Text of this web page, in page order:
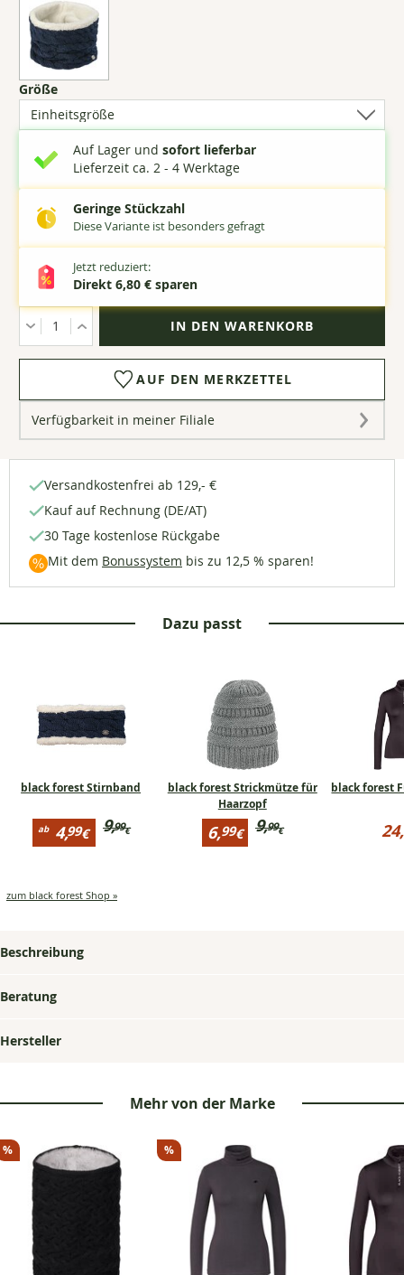
Größe(1
Optionen
verfügbar)
Auf Lager und sofort lieferbar
Lieferzeit ca. 2 - 4 Werktage
Geringe Stückzahl
Diese Variante ist besonders gefragt
Jetzt reduziert:
Direkt 6,80 € sparen
Menge
AUF DEN MERKZETTEL
Verfügbarkeit in meiner Filiale
Versandkostenfrei ab 129,- €
Kauf auf Rechnung (DE/AT)
30 Tage kostenlose Rückgabe
Mit dem Bonussystem bis zu 12,5 % sparen!
Dazu passt
black forest Stirnband
Preisinformationen
für
black
ab 4,99€
Reduzierter
4,99
9,99€
€
black forest Strickmütze für
Haarzopf
Preisinformationen
für
black
6,99€
Reduzierter
9,99€
black forest
für
24,
zum black forest Shop »
Beschreibung
Beratung
Hersteller
Mehr von der Marke
% %